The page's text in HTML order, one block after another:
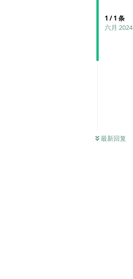
1 /1 条
六月 2024
最新回复